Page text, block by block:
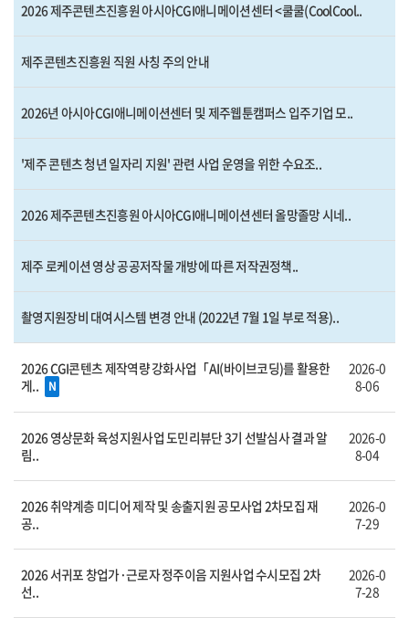
2026 제주콘텐츠진흥원 아시아CGI애니메이션센터 <쿨쿨(CoolCool..
제주콘텐츠진흥원 직원 사칭 주의 안내
2026년 아시아CGI애니메이션센터 및 제주웹툰캠퍼스 입주기업 모..
'제주 콘텐츠 청년 일자리 지원' 관련 사업 운영을 위한 수요조..
2026 제주콘텐츠진흥원 아시아CGI애니메이션센터 올망졸망 시네..
제주 로케이션 영상 공공저작물 개방에 따른 저작권정책..
촬영지원장비 대여시스템 변경 안내 (2022년 7월 1일 부로 적용)..
2026 CGI콘텐츠 제작역량 강화사업「AI(바이브코딩)를 활용한
게..
N
2026-0
8-06
2026 영상문화 육성지원사업 도민리뷰단 3기 선발심사 결과 알
림..
2026-0
8-04
2026 취약계층 미디어 제작 및 송출지원 공모사업 2차모집 재
공..
2026-0
7-29
2026 서귀포 창업가·근로자 정주이음 지원사업 수시모집 2차
선..
2026-0
7-28